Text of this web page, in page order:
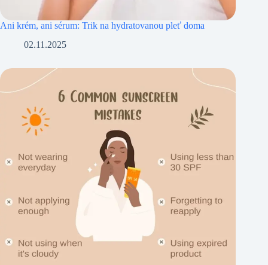
Ani krém, ani sérum: Trik na hydratovanou pleť doma
02.11.2025